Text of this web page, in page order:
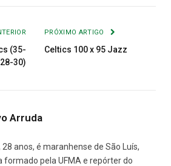
(35-
30)
PRÓXIMO ARTIGO
Celtics 100 x 95 Jazz
Arruda
28 anos, é maranhense de São Luís,
formado pela UFMA e repórter do